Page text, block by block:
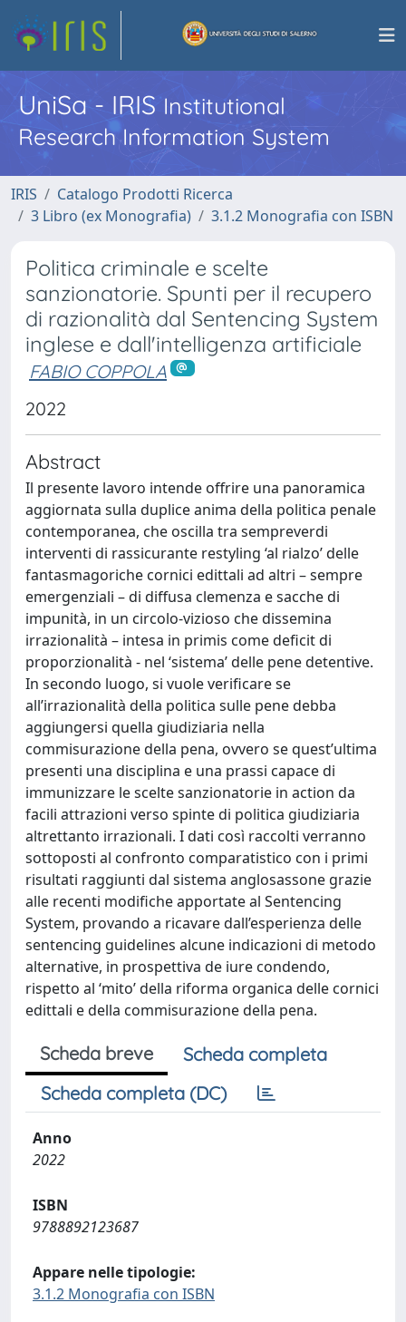
UniSa - IRISInstitutional
Research Information System
IRIS
Catalogo Prodotti Ricerca
3 Libro (ex Monografia)
3.1.2 Monografia con ISBN
Politica criminale e scelte
sanzionatorie. Spunti per il recupero
di razionalità dal Sentencing System
inglese e dall'intelligenza artificiale
FABIO COPPOLA
2022
Abstract
Il presente lavoro intende offrire una panoramica
aggiornata sulla duplice anima della politica penale
contemporanea, che oscilla tra sempreverdi
interventi di rassicurante restyling ‘al rialzo’ delle
fantasmagoriche cornici edittali ad altri – sempre
emergenziali – di diffusa clemenza e sacche di
impunità, in un circolo-vizioso che dissemina
irrazionalità – intesa in primis come deficit di
proporzionalità - nel ‘sistema’ delle pene detentive.
In secondo luogo, si vuole verificare se
all’irrazionalità della politica sulle pene debba
aggiungersi quella giudiziaria nella
commisurazione della pena, ovvero se quest’ultima
presenti una disciplina e una prassi capace di
immunizzare le scelte sanzionatorie in action da
facili attrazioni verso spinte di politica giudiziaria
altrettanto irrazionali. I dati così raccolti verranno
sottoposti al confronto comparatistico con i primi
risultati raggiunti dal sistema anglosassone grazie
alle recenti modifiche apportate al Sentencing
System, provando a ricavare dall’esperienza delle
sentencing guidelines alcune indicazioni di metodo
alternative, in prospettiva de iure condendo,
rispetto al ‘mito’ della riforma organica delle cornici
edittali e della commisurazione della pena.
Scheda breve
Scheda completa
Scheda completa (DC)
Anno
2022
ISBN
9788892123687
Appare nelle tipologie:
3.1.2 Monografia con ISBN